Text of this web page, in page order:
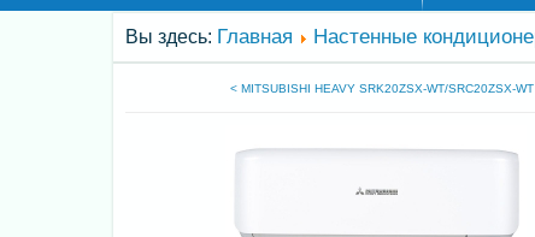
Вы здесь: Главная Настенные
< MITSUBISHI HEAVY SRK20ZSX-WT/SRC20ZSX-WT